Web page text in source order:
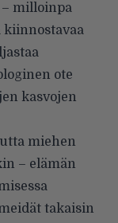
milloinpa
kiinnostavaa
ote
kasvojen
miehen
– elämän
takaisin